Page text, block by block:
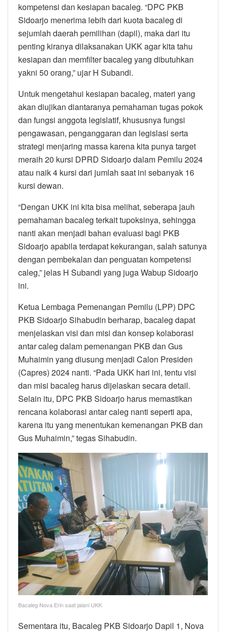
kompetensi dan kesiapan bacaleg. “DPC PKB
Sidoarjo menerima lebih dari kuota bacaleg di
sejumlah daerah pemilihan (dapil), maka dari itu
penting kiranya dilaksanakan UKK agar kita tahu
kesiapan dan memfilter bacaleg yang dibutuhkan
yakni 50 orang,” ujar H Subandi.
Untuk mengetahui kesiapan bacaleg, materi yang
akan diujikan diantaranya pemahaman tugas pokok
dan fungsi anggota legislatif, khususnya fungsi
pengawasan, penganggaran dan legislasi serta
strategi menjaring massa karena kita punya target
meraih 20 kursi DPRD Sidoarjo dalam Pemilu 2024
atau naik 4 kursi dari jumlah saat ini sebanyak 16
kursi dewan.
“Dengan UKK ini kita bisa melihat, seberapa jauh
pemahaman bacaleg terkait tupoksinya, sehingga
nanti akan menjadi bahan evaluasi bagi PKB
Sidoarjo apabila terdapat kekurangan, salah satunya
dengan pembekalan dan penguatan kompetensi
caleg,” jelas H Subandi yang juga Wabup Sidoarjo
ini.
Ketua Lembaga Pemenangan Pemilu (LPP) DPC
PKB Sidoarjo Sihabudin berharap, bacaleg dapat
menjelaskan visi dan misi dan konsep kolaborasi
antar caleg dalam pemenangan PKB dan Gus
Muhaimin yang diusung menjadi Calon Presiden
(Capres) 2024 nanti. “Pada UKK hari ini, tentu visi
dan misi bacaleg harus dijelaskan secara detail.
Selain itu, DPC PKB Sidoarjo harus memastikan
rencana kolaborasi antar caleg nanti seperti apa,
karena itu yang menentukan kemenangan PKB dan
Gus Muhaimin,” tegas Sihabudin.
Bacaleg Nova Erin saat jalani UKK
Sementara itu, Bacaleg PKB Sidoarjo Dapil 1, Nova